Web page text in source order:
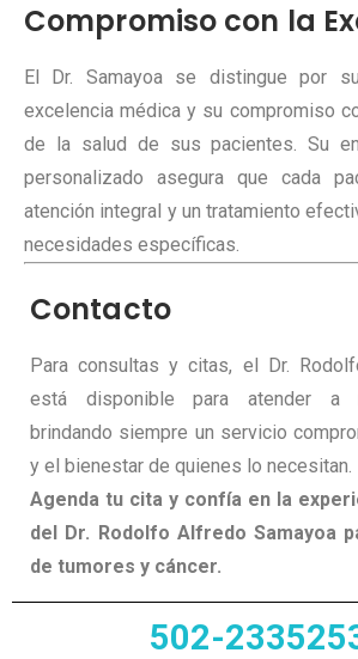
Compromiso con la
El Dr. Samayoa se distingue por
excelencia médica y su compromiso
de la salud de sus pacientes. Su
personalizado asegura que cada
atención integral y un tratamiento
necesidades específicas.
Contacto
Para consultas y citas, el Dr.
está disponible para atender a
brindando siempre un servicio
y el bienestar de quienes lo necesitan.
Agenda tu cita y confía en la
del Dr. Rodolfo Alfredo Samayoa
de tumores y cáncer.
502-